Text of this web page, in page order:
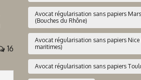
16
Avocat régularisation sans papiers
(Bouches du Rhône)
Avocat régularisation sans papiers Nice
maritimes)
Avocat régularisation sans papiers